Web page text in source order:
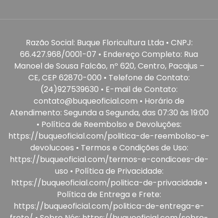
Razão Social: Buque Floricultura Ltda • CNPJ:
66.427.968/0001-07 • Endereço Completo: Rua
Manoel de Sousa Falcão, nº 620, Centro, Pacajus –
CE, CEP 62870-000 • Telefone de Contato:
(24)927539630 • E-mail de Contato:
contato@buqueoficial.com • Horário de
Atendimento: Segunda a Segunda, das 07:30 às 19:00
• Política de Reembolso e Devoluções:
https://buqueoficial.com/politica-de-reembolso-e-
devolucoes • Termos e Condições de Uso:
https://buqueoficial.com/termos-e-condicoes-de-
uso • Política de Privacidade:
https://buqueoficial.com/politica-de-privacidade •
Política de Entrega e Frete:
https://buqueoficial.com/politica-de-entrega-e-